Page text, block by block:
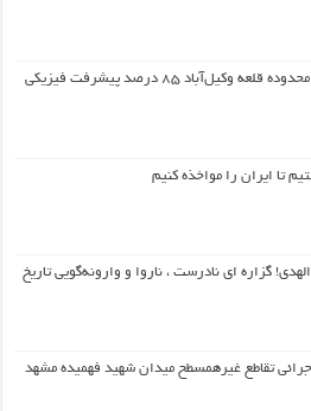
طراحی شهری محدوده قلعه وکیل‌آباد ۸۵ درصد پیشرفت فیزیکی
تا ایران را مواخذه کنیم
گزاره ای نادرست ، ناروا و وارونه‌گویی تاریخ
تقاطع غیرهمسطح میدان شهید فهمیده مشهد